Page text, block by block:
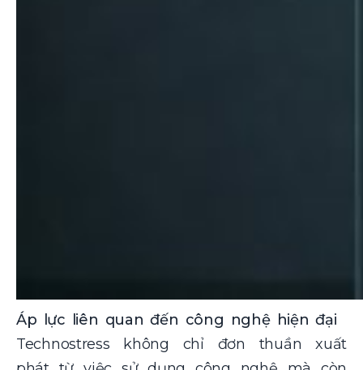
Áp lực liên quan đến công nghệ hiện đại
Technostress không chỉ đơn thuần xuất